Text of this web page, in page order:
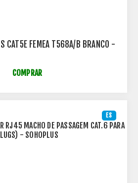
CAT5E FEMEA T568A/B BRANCO -
COMPRAR
ES